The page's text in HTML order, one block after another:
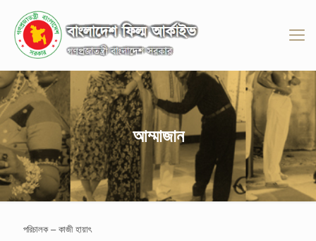
আম্মাজান
পরিচালক – কাজী হায়াৎ